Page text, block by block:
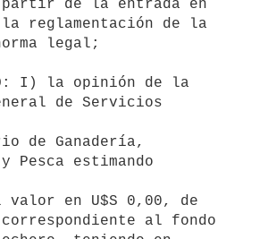
de la entrada en
reglamentación de la
legal;
I) la opinión de la
de Servicios
de Ganadería,
Pesca estimando
en U$S 0,00, de
al fondo